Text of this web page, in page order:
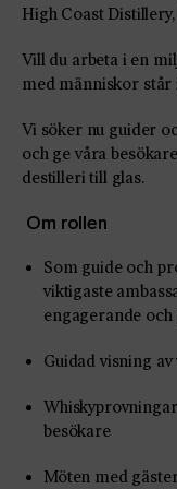
High Coast
Vill du arbeta i en
med människor står
Vi söker nu guider
och ge våra
destilleri till glas.
Om rollen
Som guide och
viktigaste
engagerande
Guidad visning
besökare
Möten med